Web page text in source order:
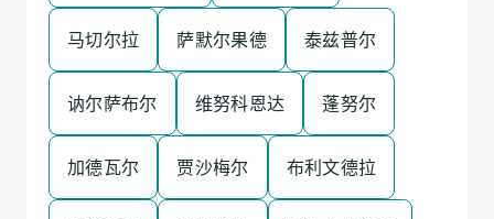
马切尔拉 萨默尔果德 泰兹普尔
讷尔萨布尔 维努科恩达 蓬努尔
加德瓦尔 贾沙梅尔 布利文德拉